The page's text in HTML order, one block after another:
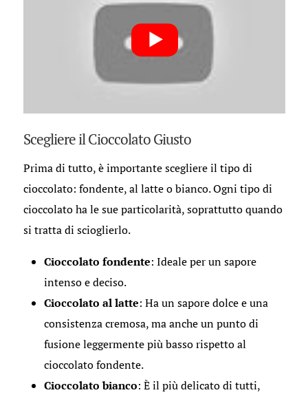
Scegliere il Cioccolato Giusto
Prima di tutto, è importante scegliere il tipo di
cioccolato: fondente, al latte o bianco. Ogni tipo di
cioccolato ha le sue particolarità, soprattutto quando
si tratta di scioglierlo.
Cioccolato fondente: Ideale per un sapore
intenso e deciso.
Cioccolato al latte: Ha un sapore dolce e una
consistenza cremosa, ma anche un punto di
fusione leggermente più basso rispetto al
cioccolato fondente.
Cioccolato bianco: È il più delicato di tutti,